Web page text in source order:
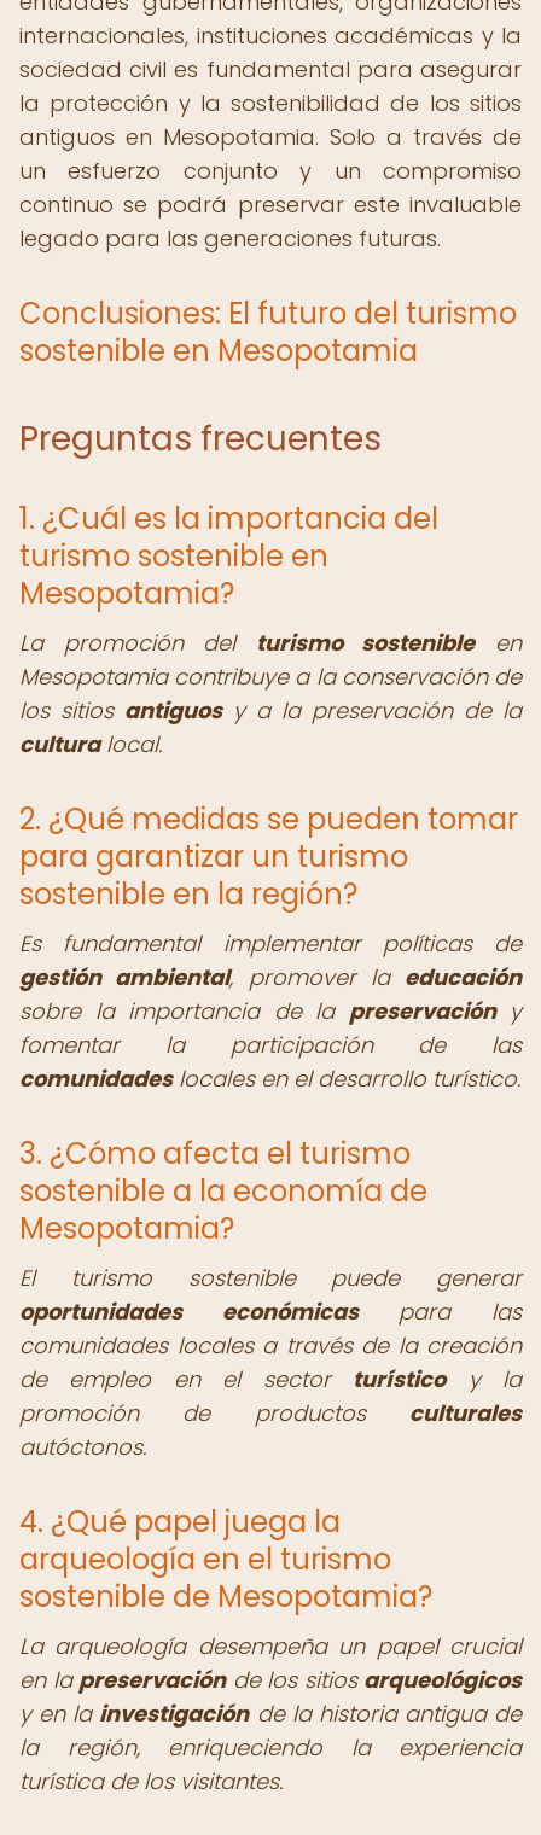
internacionales, instituciones académicas y la
sociedad civil es fundamental para asegurar
la protección y la sostenibilidad de los sitios
antiguos en Mesopotamia. Solo a través de
un esfuerzo conjunto y un compromiso
continuo se podrá preservar este invaluable
legado para las generaciones futuras.
Conclusiones: El futuro del turismo
sostenible en Mesopotamia
Preguntas frecuentes
1. ¿Cuál es la importancia del
turismo sostenible en
Mesopotamia?
La promoción del turismo sostenibleen
Mesopotamia contribuye a la conservación de
los sitios antiguosy a la preservación de la
culturalocal.
2. ¿Qué medidas se pueden tomar
para garantizar un turismo
sostenible en la región?
Es fundamental implementar políticas de
gestión ambiental, promover la educación
sobre la importancia de la preservacióny
fomentar la participación de las
comunidadeslocales en el desarrollo turístico.
3. ¿Cómo afecta el turismo
sostenible a la economía de
Mesopotamia?
El turismo sostenible puede generar
oportunidades económicaspara las
comunidades locales a través de la creación
de empleo en el sector turísticoy la
promoción de productos culturales
autóctonos.
4. ¿Qué papel juega la
arqueología en el turismo
sostenible de Mesopotamia?
La arqueología desempeña un papel crucial
en la preservaciónde los sitios arqueológicos
y en la investigaciónde la historia antigua de
la región, enriqueciendo la experiencia
turística de los visitantes.